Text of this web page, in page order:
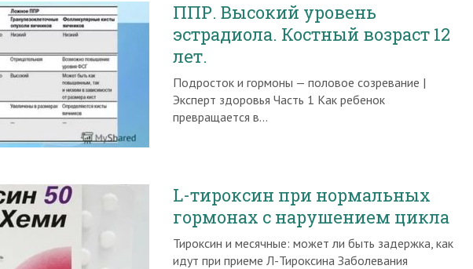
ППР. Высокий уровень
эстрадиола. Костный возраст 12
лет.
Подросток и гормоны — половое созревание |
Эксперт здоровья Часть 1 Как ребенок
превращается в…
L-тироксин при нормальных
гормонах с нарушением цикла
Тироксин и месячные: может ли быть задержка, как
идут при приеме Л-Тироксина Заболевания